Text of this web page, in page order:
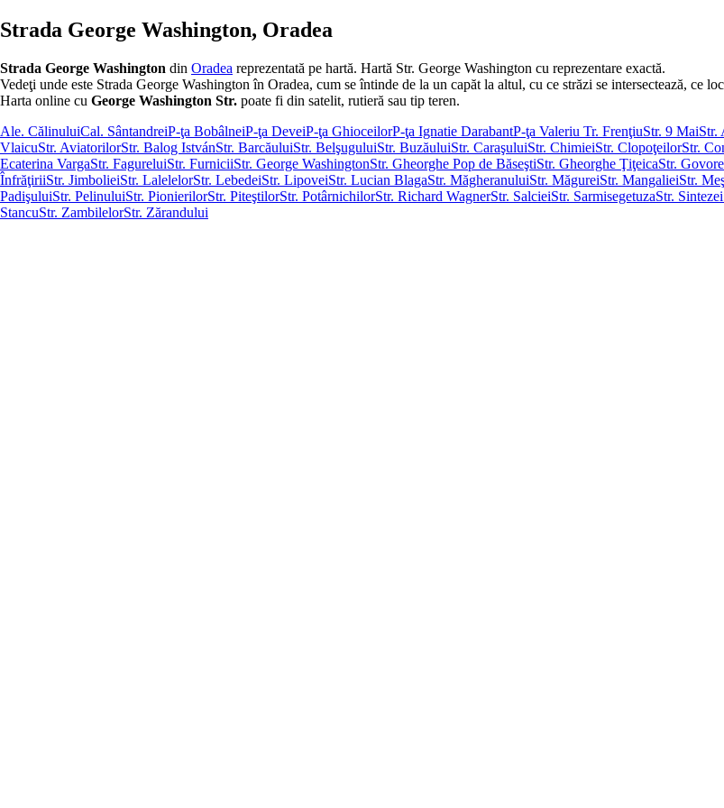
Strada George Washington, Oradea
Strada George Washington din Oradea reprezentată pe hartă. Hartă Str. George Washington cu reprezentare exactă.
Vedeţi unde este Strada George Washington în Oradea, cum se întinde de la un capăt la altul, cu ce străzi se intersectează, ce
Harta online cu George Washington Str. poate fi din satelit, rutieră sau tip teren.
Ale. CălinuluiCal. SântandreiP-ţa BobâlneiP-ţa DeveiP-ţa GhioceilorP-ţa Ignatie DarabantP-ţa Valeriu Tr. FrenţiuStr. 9 MaiStr.
VlaicuStr. AviatorilorStr. Balog IstvánStr. BarcăuluiStr. BelşuguluiStr. BuzăuluiStr. CaraşuluiStr. ChimieiStr. ClopoţeilorStr.
Ecaterina VargaStr. FagureluiStr. FurniciiStr. George WashingtonStr. Gheorghe Pop de BăseştiStr. Gheorghe ŢiţeicaStr.
ÎnfrăţiriiStr. JimbolieiStr. LalelelorStr. LebedeiStr. LipoveiStr. Lucian BlagaStr. MăgheranuluiStr. MăgureiStr. MangalieiStr.
PadişuluiStr. PelinuluiStr. PionierilorStr. PiteştilorStr. PotârnichilorStr. Richard WagnerStr. SalcieiStr. SarmisegetuzaStr. Sintezei
StancuStr. ZambilelorStr. Zărandului